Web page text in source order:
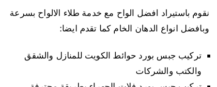
نقوم باستيراد افضل الواح مع خدمة طلاء الالواح بسرعة
وبافضل انواع الدهان الخام كما تقدم ايضا:
تركيب جبس بورد حوائط الكويت للمنازل والشقق
والكتب والشركات